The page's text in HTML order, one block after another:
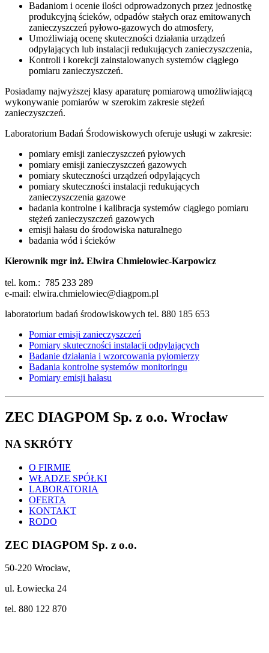
Badaniom i ocenie ilości odprowadzonych przez jednostkę
produkcyjną ścieków, odpadów stałych oraz emitowanych
zanieczyszczeń pyłowo-gazowych do atmosfery,
Umożliwiają ocenę skuteczności działania urządzeń
odpylających lub instalacji redukujących zanieczyszczenia,
Kontroli i korekcji zainstalowanych systemów ciągłego
pomiaru zanieczyszczeń.
Posiadamy najwyższej klasy aparaturę pomiarową umożliwiającą
wykonywanie pomiarów w szerokim zakresie stężeń
zanieczyszczeń.
Laboratorium Badań Środowiskowych oferuje usługi w zakresie:
pomiary emisji zanieczyszczeń pyłowych
pomiary emisji zanieczyszczeń gazowych
pomiary skuteczności urządzeń odpylających
pomiary skuteczności instalacji redukujących
zanieczyszczenia gazowe
badania kontrolne i kalibracja systemów ciągłego pomiaru
stężeń zanieczyszczeń gazowych
emisji hałasu do środowiska naturalnego
badania wód i ścieków
Kierownik mgr inż. Elwira Chmielowiec-Karpowicz
tel. kom.: 785 233 289
e-mail: elwira.chmielowiec@diagpom.pl
laboratorium badań środowiskowych tel. 880 185 653
Pomiar emisji zanieczyszczeń
Pomiary skuteczności instalacji odpylających
Badanie działania i wzorcowania pyłomierzy
Badania kontrolne systemów monitoringu
Pomiary emisji hałasu
ZEC DIAGPOM Sp. z o.o. Wrocław
NA SKRÓTY
O FIRMIE
WŁADZE SPÓŁKI
LABORATORIA
OFERTA
KONTAKT
RODO
ZEC DIAGPOM Sp. z o.o.
50-220 Wrocław,
ul. Łowiecka 24
tel. 880 122 870